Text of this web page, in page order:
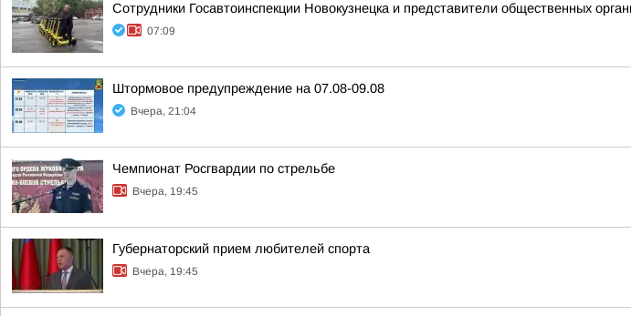
Сотрудники Госавтоинспекции Новокузнецка и представители общественных
07:09
Штормовое предупреждение на 07.08-09.08
Вчера, 21:04
Чемпионат Росгвардии по стрельбе
Вчера, 19:45
Губернаторский прием любителей спорта
Вчера, 19:45